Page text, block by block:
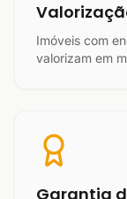
Imóveis com
valorizam em
Garantia